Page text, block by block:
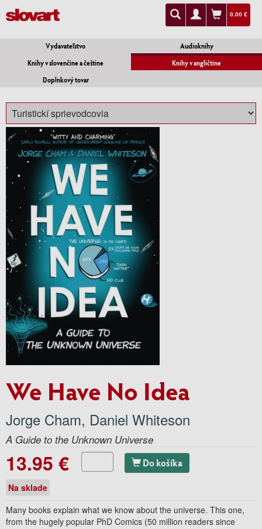
0.00 €
Vydavateľstvo
Audioknihy
Knihy v slovenčine a češtine
Knihy v angličtine
Doplnkový tovar
We Have No Idea
Jorge Cham, Daniel Whiteson
A Guide to the Unknown Universe
13.95 € Do košíka
Na sklade
Many books explain what we know about the universe. This one,
from the hugely popular PhD Comics (50 million readers since